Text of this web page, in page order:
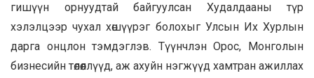
гишүүн орнуудтай байгуулсан Худалдааны түр
хэлэлцээр чухал хөшүүрэг болохыг Улсын Их Хурлын
дарга онцлон тэмдэглэв. Түүнчлэн Орос, Монголын
бизнесийн төлөөллүүд, аж ахуйн нэгжүүд хамтран ажиллах